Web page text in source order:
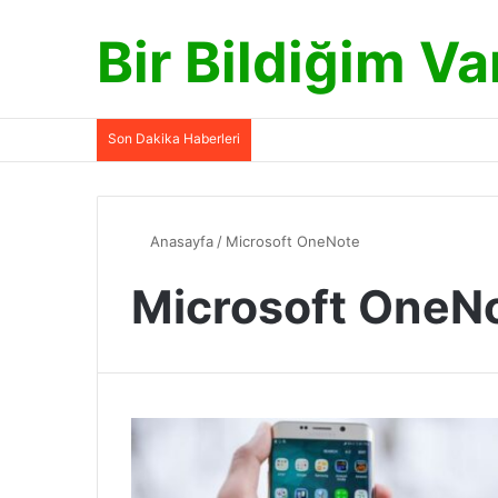
Bir Bildiğim
Son Dakika Haberleri
Anasayfa / Microsoft OneNote
Microsoft